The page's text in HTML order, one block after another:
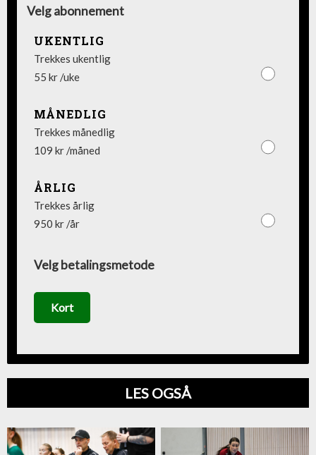
Velg abonnement
UKENTLIG
Trekkes ukentlig
55 kr /uke
MÅNEDLIG
Trekkes månedlig
109 kr /måned
ÅRLIG
Trekkes årlig
950 kr /år
Velg betalingsmetode
Kort
LES OGSÅ